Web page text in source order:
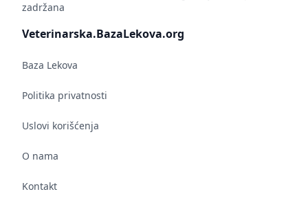
zadržana
Veterinarska.BazaLekova.org
Baza Lekova
Politika privatnosti
Uslovi korišćenja
O nama
Kontakt